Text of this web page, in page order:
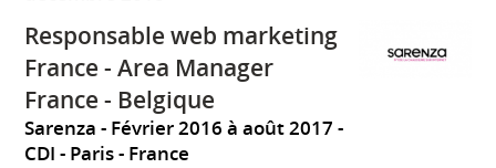
Responsable web marketing
France - Area Manager
France - Belgique
Sarenza
Février 2016 à août 2017
CDI
Paris France